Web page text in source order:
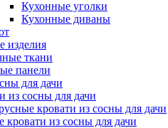
Кухонные уголки
Кухонные диваны
изделия
ткани
панели
для дачи
из сосны для дачи
кровати из сосны для дачи
кровати из сосны для дачи